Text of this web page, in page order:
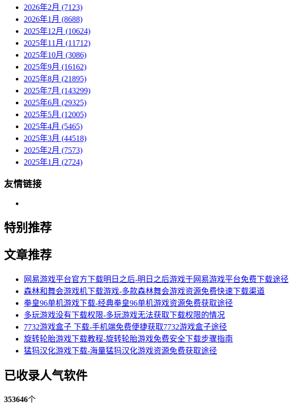
2026年2月 (7123)
2026年1月 (8688)
2025年12月 (10624)
2025年11月 (11712)
2025年10月 (3086)
2025年9月 (16162)
2025年8月 (21895)
2025年7月 (143299)
2025年6月 (29325)
2025年5月 (12005)
2025年4月 (5465)
2025年3月 (44518)
2025年2月 (7573)
2025年1月 (2724)
友情链接
特别推荐
文章推荐
网易游戏平台官方下载明日之后-明日之后游戏于网易游戏平台免费下载途径
森林和舞会游戏机下载游戏-多款森林舞会游戏资源免费快速下载渠道
拳皇96单机游戏下载-经典拳皇96单机游戏资源免费获取途径
多玩游戏没有下载权限-多玩游戏无法获取下载权限的情况
7732游戏盒子 下载-手机端免费便捷获取7732游戏盒子途径
旋转轮胎游戏下载教程-旋转轮胎游戏免费安全下载步骤指南
猛犸汉化游戏下载-海量猛犸汉化游戏资源免费获取途径
已收录人气软件
353646个